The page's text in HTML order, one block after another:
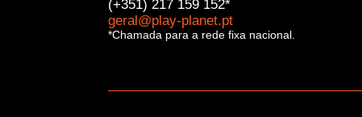
(+351) 217 159 152*
geral@play-planet.pt
*Chamada para a rede fixa nacional.